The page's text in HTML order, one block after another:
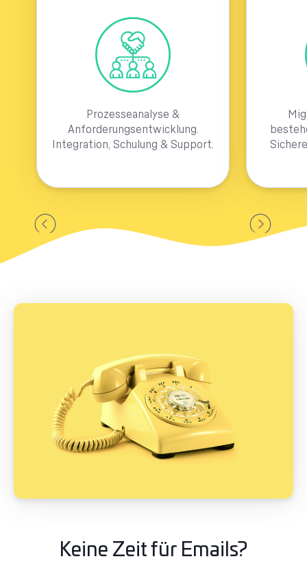
Prozesseanalyse &
Anforderungsentwicklung.
Integration, Schulung & Support.
Keine Zeit für Emails?